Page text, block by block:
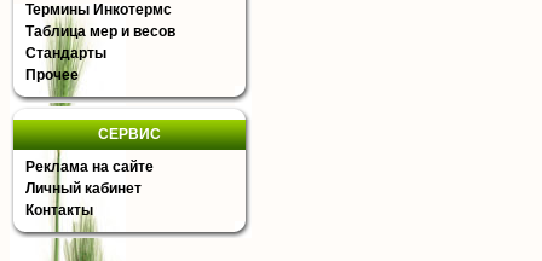
Термины Инкотермс
Таблица мер и весов
Стандарты
Прочее
СЕРВИС
Реклама на сайте
Личный кабинет
Контакты